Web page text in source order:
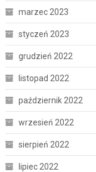
marzec 2023
styczeń 2023
grudzień 2022
listopad 2022
październik 2022
wrzesień 2022
sierpień 2022
lipiec 2022